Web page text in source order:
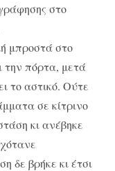
στο
μπροστά στο
την πόρτα, μετά
το αστικό. Ούτε
σε κίτρινο
κι ανέβηκε
δε βρήκε κι έτσι